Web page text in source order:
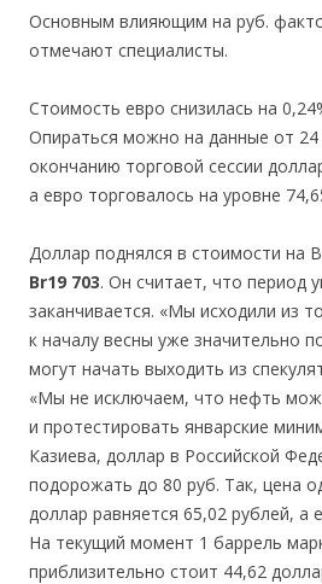
Основным влияющим на руб.
отмечают специалисты.
Стоимость евро снизилась на
Опираться можно на данные от 24
окончанию торговой сессии
а евро торговалось на уровне
Доллар поднялся в стоимости на
Br19 703. Он считает, что период
заканчивается. «Мы исходили из
к началу весны уже значительно
могут начать выходить из
«Мы не исключаем, что нефть
и протестировать январские
Казиева, доллар в Российской
подорожать до 80 руб. Так, цена
доллар равняется 65,02 рублей, а
На текущий момент 1 баррель
приблизительно стоит 44,62